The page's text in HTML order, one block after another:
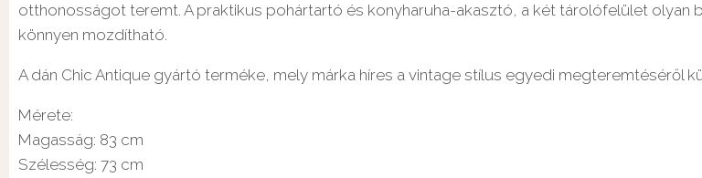
otthonosságot teremt. A praktikus pohártartó és konyharuha-akasztó, a két tárolófelület olyan
könnyen mozdítható.
A dán Chic Antique gyártó terméke, mely márka híres a vintage stílus egyedi megteremtéséről
Mérete:
Magasság: 83 cm
Szélesség: 73 cm